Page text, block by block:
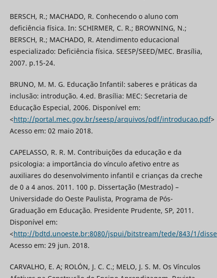
BERSCH, R.; MACHADO, R. Conhecendo o aluno com
deficiência física. In: SCHIRMER, C. R.; BROWNING, N.;
BERSCH, R.; MACHADO, R. Atendimento educacional
especializado: Deficiência física. SEESP/SEED/MEC. Brasília,
2007. p.15-24.
BRUNO, M. M. G. Educação Infantil: saberes e práticas da
inclusão: introdução. 4.ed. Brasília: MEC: Secretaria de
Educação Especial, 2006. Disponível em:
<http://portal.mec.gov.br/seesp/arquivos/pdf/introducao.pdf>
Acesso em: 02 maio 2018.
CAPELASSO, R. R. M. Contribuições da educação e da
psicologia: a importância do vínculo afetivo entre as
auxiliares do desenvolvimento infantil e crianças da creche
de 0 a 4 anos. 2011. 100 p. Dissertação (Mestrado) –
Universidade do Oeste Paulista, Programa de Pós-
Graduação em Educação. Presidente Prudente, SP, 2011.
Disponível em:
<http://bdtd.unoeste.br:8080/jspui/bitstream/tede/843/1/
Acesso em: 29 jun. 2018.
CARVALHO, E. A; ROLÓN, J. C. C.; MELO, J. S. M. Os Vínculos